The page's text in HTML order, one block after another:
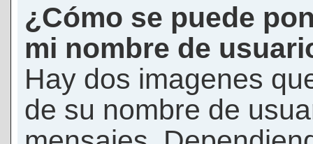
¿Cómo se puede
mi nombre de
Hay dos imagenes
de su nombre de